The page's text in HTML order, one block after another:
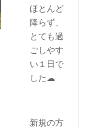
ほとんど
降らず、
とても過
ごしやす
い１日で
した☁
新規の方